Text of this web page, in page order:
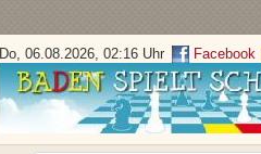
Do, 06.08.2026, 02:16 Uhr Facebook